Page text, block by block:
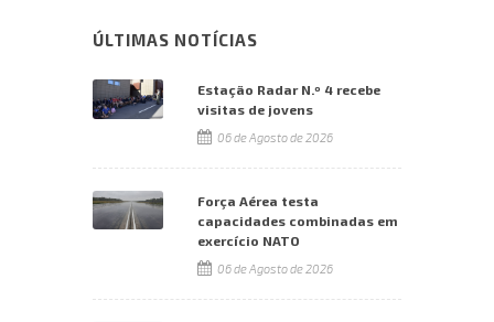
ÚLTIMAS NOTÍCIAS
Estação Radar N.º 4 recebe
visitas de jovens
06 de Agosto de 2026
Força Aérea testa
capacidades combinadas em
exercício NATO
06 de Agosto de 2026